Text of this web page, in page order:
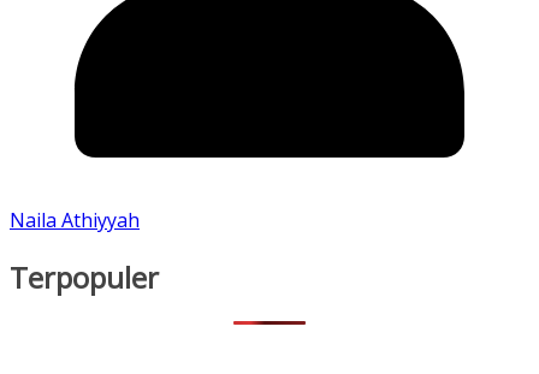
Naila Athiyyah
Terpopuler